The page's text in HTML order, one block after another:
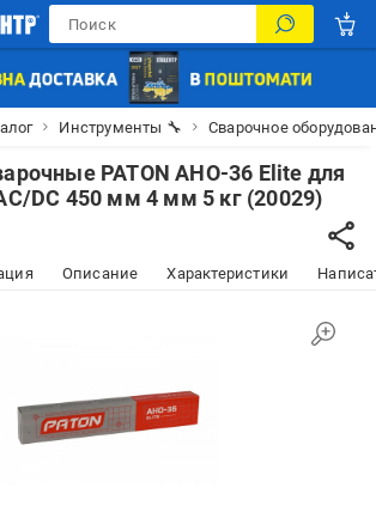
Инструменты 🔧 Сварочное
PATON АНО-36 Elite для
DC 450 мм 4 мм 5 кг (20029)
Описание Характеристики